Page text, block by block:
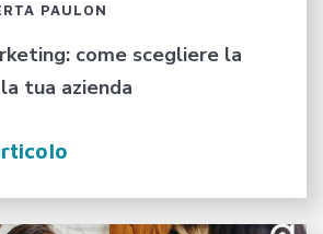
PAULON
come scegliere la
tua azienda